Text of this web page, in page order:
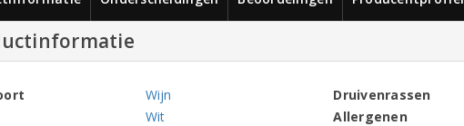
Wijn
Wit
Druivenrassen
Allergenen